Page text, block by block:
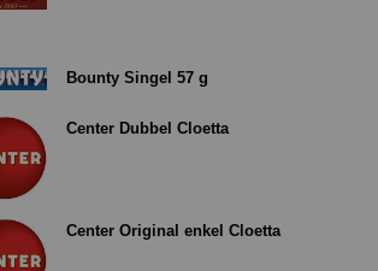
Bounty Singel 57 g
Center Dubbel Cloetta
Center Original enkel Cloetta